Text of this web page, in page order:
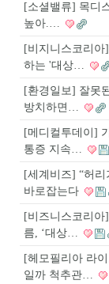
[소셜밸류] 목디
높아.…
[비지니스코리아
하는 '대상…
[환경일보] 잘못
방치하면…
[메디컬투데이]
통증 지속…
[세계비즈] “허
바로잡는다
[비즈니스코리아
름, ‘대상…
[헤모필리아 라
일까 척추관…